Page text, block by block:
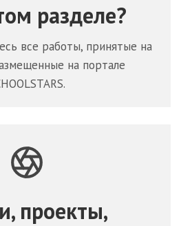
разделе?
все работы, принятые на
на портале
проекты,